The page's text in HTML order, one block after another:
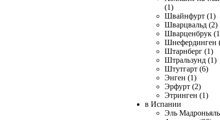
(1)
Швайнфурт (1)
Шварцвальд (2)
Шварценбрук
Шнефердинген
Штарнберг (1)
Штральзунд (1)
Штутгарт (6)
Энген (1)
Эрфурт (2)
Этринген (1)
в Испании
Эль